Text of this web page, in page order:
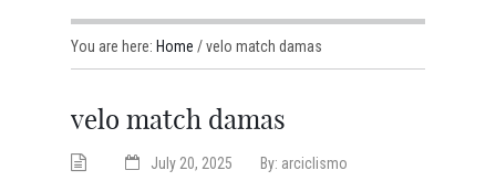
You are here: Home /velo match damas
velo match damas
July 20, 2025 By: arciclismo